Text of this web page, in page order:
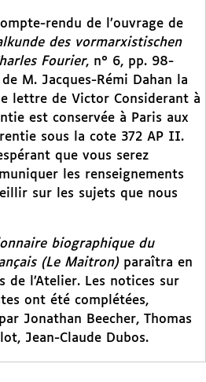
rendu de l’ouvrage de
des vormarxistischen
Fourier, n° 6, pp. 98-
M. Jacques-Rémi Dahan la
lettre de Victor Considerant à
est conservée à Paris aux
sous la cote 372 AP II.
que vous serez
les renseignements
sur les sujets que nous
biographique du
(Le Maitron) paraîtra en
de l’Atelier. Les notices sur
ont été complétées,
Jonathan Beecher, Thomas
Jean-Claude Dubos.